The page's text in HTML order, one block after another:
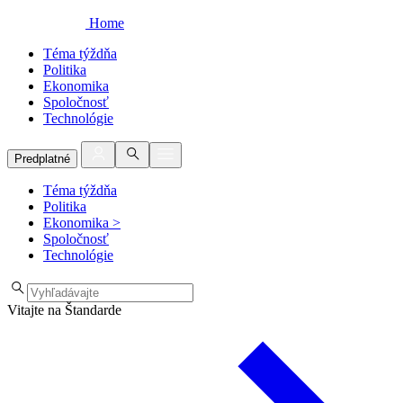
Home
Téma týždňa
Politika
Ekonomika
Spoločnosť
Technológie
Predplatné
Téma týždňa
Politika
Ekonomika >
Spoločnosť
Technológie
Vitajte na Štandarde